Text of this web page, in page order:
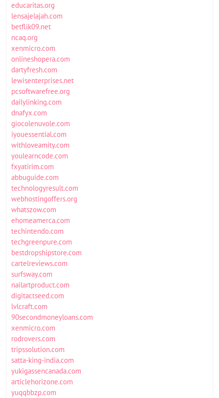
educaritas.org
lensajelajah.com
betflik09.net
ncaq.org
xenmicro.com
onlineshopera.com
dartyfresh.com
lewisenterprises.net
pcsoftwarefree.org
dailylinking.com
dnafyx.com
giocolenuvole.com
iyouessential.com
withloveamity.com
youlearncode.com
fxyatirim.com
abbuguide.com
technologyresult.com
webhostingoffers.org
whatszow.com
ehomeamerca.com
techintendo.com
techgreenpure.com
bestdropshipstore.com
cartelreviews.com
surfsway.com
nailartproduct.com
digitactseed.com
lvlcraft.com
90secondmoneyloans.com
xenmicro.com
rodrovers.com
tripssolution.com
satta-king-india.com
yukigassencanada.com
articlehorizone.com
yuqqbbzp.com